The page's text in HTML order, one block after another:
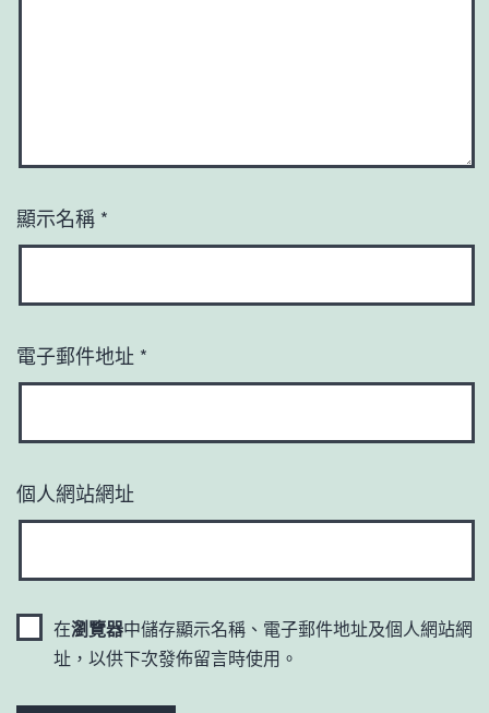
顯示名稱 *
電子郵件地址 *
個人網站網址
在瀏覽器中儲存顯示名稱、電子郵件地址及個人網站網
址，以供下次發佈留言時使用。